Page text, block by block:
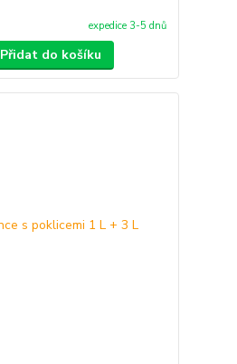
expedice 3-5 dnů
Přidat do košíku